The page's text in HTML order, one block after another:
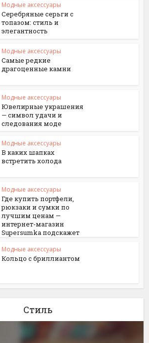
Модные аксессуары
Серебряные серьги с
топазом: стиль и
элегантность
Модные аксессуары
Самые редкие
драгоценные камни
Модные аксессуары
Ювелирные украшения
— символ удачи и
следования моде
Модные аксессуары
В каких шапках
встретить холода
Модные аксессуары
Где купить портфели,
рюкзаки и сумки по
лучшим ценам —
интернет-магазин
Supersumka подскажет
Модные аксессуары
Кольцо с бриллиантом
Стиль